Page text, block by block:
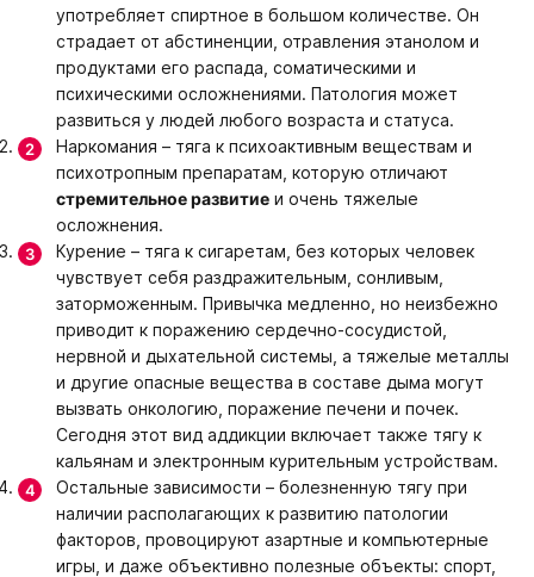
употребляет спиртное в большом количестве. Он
страдает от абстиненции, отравления этанолом и
продуктами его распада, соматическими и
психическими осложнениями. Патология может
развиться у людей любого возраста и статуса.
Наркомания – тяга к психоактивным веществам и
психотропным препаратам, которую отличают
стремительное развитие и очень тяжелые
осложнения.
Курение – тяга к сигаретам, без которых человек
чувствует себя раздражительным, сонливым,
заторможенным. Привычка медленно, но неизбежно
приводит к поражению сердечно-сосудистой,
нервной и дыхательной системы, а тяжелые металлы
и другие опасные вещества в составе дыма могут
вызвать онкологию, поражение печени и почек.
Сегодня этот вид аддикции включает также тягу к
кальянам и электронным курительным устройствам.
Остальные зависимости – болезненную тягу при
наличии располагающих к развитию патологии
факторов, провоцируют азартные и компьютерные
игры, и даже объективно полезные объекты: спорт,